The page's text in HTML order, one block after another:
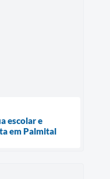
escolar e
em Palmital